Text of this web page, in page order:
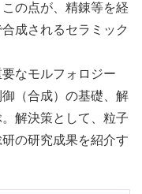
の点が、精錬等を経
成されるセラミック
なモルフォロジー
（合成）の基礎、解
解決策として、粒子
の研究成果を紹介す